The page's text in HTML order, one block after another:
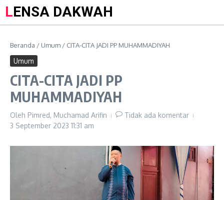
LENSA DAKWAH
Beranda / Umum / CITA-CITA JADI PP MUHAMMADIYAH
Umum
CITA-CITA JADI PP
MUHAMMADIYAH
Oleh Pimred, Muchamad Arifin
Tidak ada komentar
3 September 2023 11:31 am